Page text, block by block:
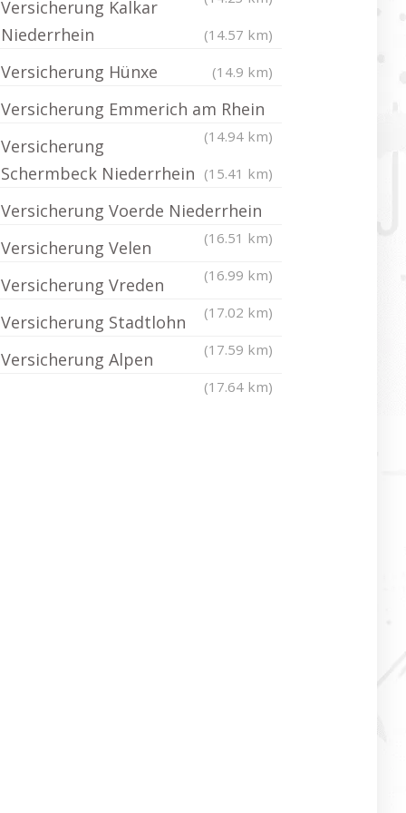
Versicherung Kalkar
Niederrhein
(14.57 km)
Versicherung Hünxe (14.9 km)
Versicherung Emmerich am Rhein
(14.94 km)
Versicherung
Schermbeck Niederrhein (15.41 km)
Versicherung Voerde Niederrhein
(16.51 km)
Versicherung Velen
(16.99 km)
Versicherung Vreden
(17.02 km)
Versicherung Stadtlohn
(17.59 km)
Versicherung Alpen
(17.64 km)